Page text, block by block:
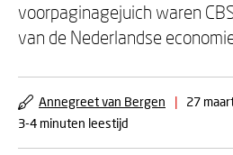
voorpaginagejuich waren
van de Nederlandse
Annegreet van Bergen | 27
3-4 minuten leestijd